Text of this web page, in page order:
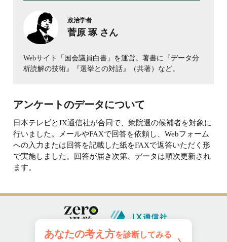
政治学者
菅原 琢 さん
Webサイト「国会議員白書」を運営。著書に『データ分
析読解の技術』『選挙との対話』（共著）など。
アンケートのデータについて
日本テレビとJX通信社が合同で、衆院選の候補者を対象に
行いました。メールやFAXで回答を依頼し、Webフォーム
への入力または回答を記載した紙をFAXで返答いただく形
で実施しました。回答が届き次第、データは順次更新され
ます。
zero選挙 | 日テレNEWS NNN
あなたの考え方を診断してみる